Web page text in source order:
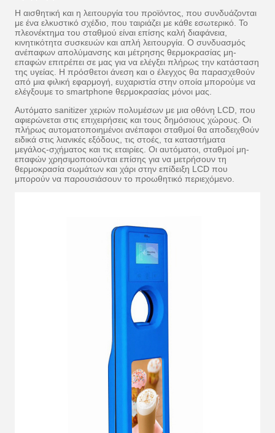
Η αισθητική και η λειτουργία του προϊόντος, που συνδυάζονται
με ένα ελκυστικό σχέδιο, που ταιριάζει με κάθε εσωτερικό. Το
πλεονέκτημα του σταθμού είναι επίσης καλή διαφάνεια,
κινητικότητα συσκευών και απλή λειτουργία. Ο συνδυασμός
ανέπαφων απολύμανσης και μέτρησης θερμοκρασίας μη-
επαφών επιτρέπει σε μας για να ελέγξει πλήρως την κατάσταση
της υγείας. Η πρόσθετοι άνεση και ο έλεγχος θα παρασχεθούν
από μια φιλική εφαρμογή, ευχαριστία στην οποία μπορούμε να
ελέγξουμε το smartphone θερμοκρασίας μόνοι μας.
Αυτόματο sanitizer χεριών πολυμέσων με μια οθόνη LCD, που
αφιερώνεται στις επιχειρήσεις και τους δημόσιους χώρους. Οι
πλήρως αυτοματοποιημένοι ανέπαφοι σταθμοί θα αποδειχθούν
ειδικά στις λιανικές εξόδους, τις στοές, τα καταστήματα
μεγάλος-σχήματος και τις εταιρίες. Οι αυτόματοι, σταθμοί μη-
επαφών χρησιμοποιούνται επίσης για να μετρήσουν τη
θερμοκρασία σωμάτων και χάρι στην επίδειξη LCD που
μπορούν να παρουσιάσουν το προωθητικό περιεχόμενο.